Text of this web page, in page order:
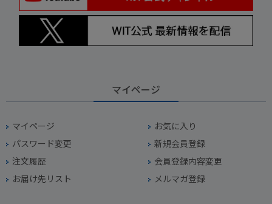
マイページ
マイページ
お気に入り
パスワード変更
新規会員登録
注文履歴
会員登録内容変更
お届け先リスト
メルマガ登録